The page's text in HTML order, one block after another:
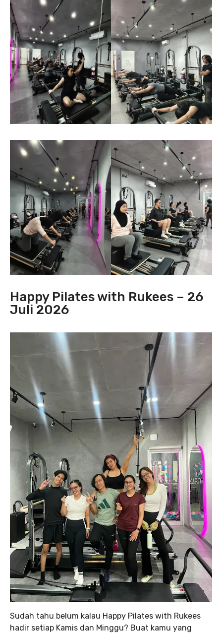
Happy Pilates with Rukees – 26
Juli 2026
Sudah tahu belum kalau Happy Pilates with Rukees
hadir setiap Kamis dan Minggu? Buat kamu yang